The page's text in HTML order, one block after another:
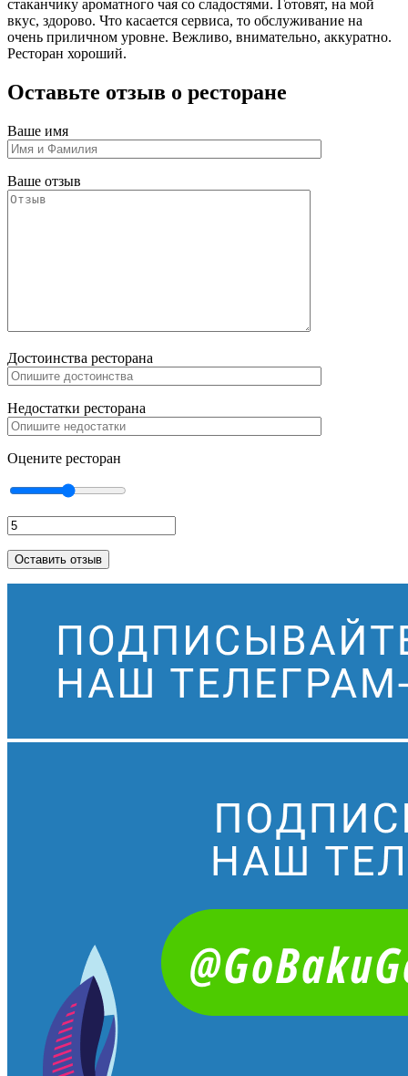
стаканчику ароматного чая со сладостями. Готовят, на мой
вкус, здорово. Что касается сервиса, то обслуживание на
очень приличном уровне. Вежливо, внимательно, аккуратно.
Ресторан хороший.
Оставьте отзыв о ресторане
Ваше имя
Ваше отзыв
Достоинства ресторана
Недостатки ресторана
Оцените ресторан